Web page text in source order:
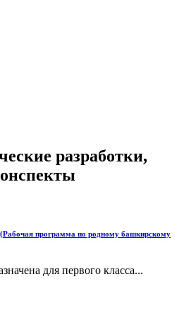
разработки,
программа по родному башкирскому
для первого класса...